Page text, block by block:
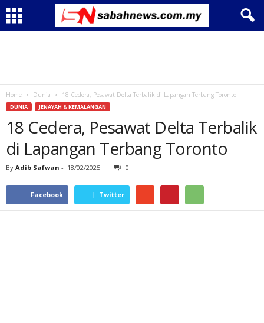
Home Dunia 18 Cedera, Pesawat Delta Terbalik di Lapangan Terbang Toronto
DUNIA JENAYAH & KEMALANGAN
18 Cedera, Pesawat Delta Terbalik
di Lapangan Terbang Toronto
By Adib Safwan - 18/02/2025 0
Facebook Twitter